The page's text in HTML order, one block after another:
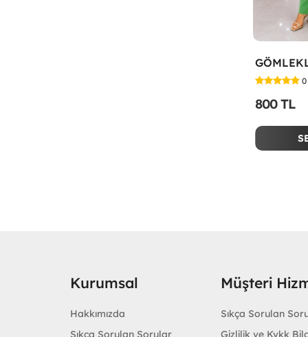
0
800 TL
Kurumsal
Hakkımızda
Sıkça Sorulan Sorular
Müşteri
Sıkça Sorulan
Gizlilik ve Kvkk